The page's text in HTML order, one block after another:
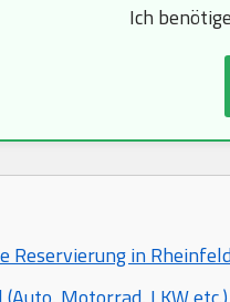
Ich
Reservierung in